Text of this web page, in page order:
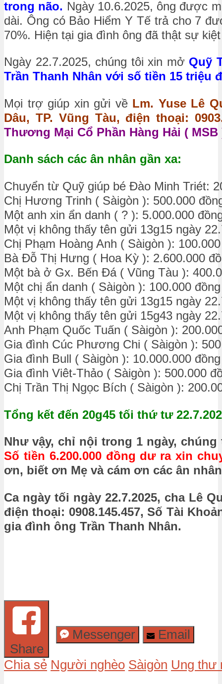
trong não. Ngày 10.6.2025, ông được
dài. Ông có Bảo Hiểm Y Tế trả cho 7
70%. Hiện tại gia đình ông đã thật sự
Ngày 22.7.2025, chúng tôi xin mở Quỹ
Trần Thanh Nhân với số tiền 15 triệu
Mọi trợ giúp xin gửi về Lm. Yuse Lê
Dâu, TP. Vũng Tàu, điện thoại:
Thương Mại Cổ Phần Hàng Hải ( MSB
Danh sách các ân nhân gần xa:
Chuyển từ Quỹ giúp bé Đào Minh Triét:
Chị Hương Trinh ( Sàigòn ): 500.000
Một anh xin ẩn danh ( ? ): 5.000.000
Một vị không thấy tên gửi 13g15 ngày
Chị Phạm Hoàng Anh ( Sàigòn ):
Bà Đỗ Thị Hưng ( Hoa Kỳ ): 2.600.000
Một bà ở Gx. Bến Đá ( Vũng Tàu ):
Một chị ẩn danh ( Sàigòn ): 100.000 đồng
Một vị không thấy tên gửi 13g15 ngày
Một vị không thấy tên gửi 15g43 ngày
Anh Phạm Quốc Tuấn ( Sàigòn ):
Gia đình Cúc Phương Chi ( Sàigòn ):
Gia đình Bull ( Sàigòn ): 10.000.000 đồng
Gia đình Viêt-Thảo ( Sàigòn ): 500.000
Chị Trần Thị Ngọc Bích ( Sàigòn ):
Tổng kết đến 20g45 tối thứ tư
Như vậy, chỉ nội trong 1 ngày,
Số tiền 6.200.000 đồng dư ra xin
ơn, biết ơn Mẹ và cám ơn các ân
Ca ngày tối ngày 22.7.2025, cha Lê
điện thoại: 0908.145.457, Số Tài
gia đình ông Trần Thanh Nhân.
Share
Messenger Email
Chia sẻ Người nghèo Sàigòn Ung thư